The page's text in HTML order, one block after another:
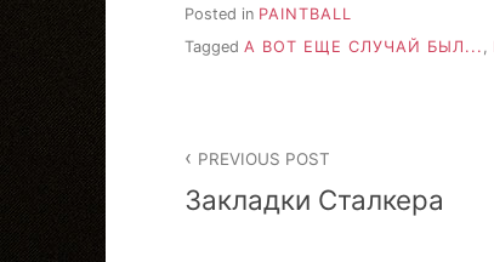
Posted in PAINTBALL
Tagged А ВОТ ЕЩЕ СЛУЧАЙ БЫЛ...
navigation
PREVIOUS POST
Закладки Сталкера